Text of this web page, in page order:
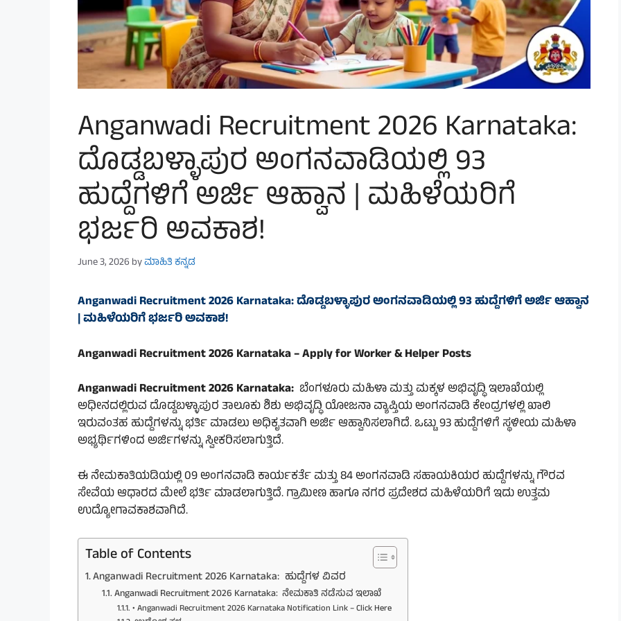
Anganwadi Recruitment 2026 Karnataka:
ದೊಡ್ಡಬಳ್ಳಾಪುರ ಅಂಗನವಾಡಿಯಲ್ಲಿ 93
ಹುದ್ದೆಗಳಿಗೆ ಅರ್ಜಿ ಆಹ್ವಾನ | ಮಹಿಳೆಯರಿಗೆ
ಭರ್ಜರಿ ಅವಕಾಶ!
June 3, 2026 byಮಾಹಿತಿ ಕನ್ನಡ
Anganwadi Recruitment 2026 Karnataka: ದೊಡ್ಡಬಳ್ಳಾಪುರ ಅಂಗನವಾಡಿಯಲ್ಲಿ 93 ಹುದ್ದೆಗಳಿಗೆ ಅರ್ಜಿ ಆಹ್ವಾನ
| ಮಹಿಳೆಯರಿಗೆ ಭರ್ಜರಿ ಅವಕಾಶ!
Anganwadi Recruitment 2026 Karnataka – Apply for Worker & Helper Posts
Anganwadi Recruitment 2026 Karnataka: ಬೆಂಗಳೂರು ಮಹಿಳಾ ಮತ್ತು ಮಕ್ಕಳ ಅಭಿವೃದ್ಧಿ ಇಲಾಖೆಯಲ್ಲಿ
ಅಧೀನದಲ್ಲಿರುವ ದೊಡ್ಡಬಳ್ಳಾಪುರ ತಾಲೂಕು ಶಿಶು ಅಭಿವೃದ್ಧಿ ಯೋಜನಾ ವ್ಯಾಪ್ತಿಯ ಅಂಗನವಾಡಿ ಕೇಂದ್ರಗಳಲ್ಲಿ ಖಾಲಿ
ಇರುವಂತಹ ಹುದ್ದೆಗಳನ್ನು ಭರ್ತಿ ಮಾಡಲು ಅಧಿಕೃತವಾಗಿ ಅರ್ಜಿ ಆಹ್ವಾನಿಸಲಾಗಿದೆ. ಒಟ್ಟು 93 ಹುದ್ದೆಗಳಿಗೆ ಸ್ಥಳೀಯ ಮಹಿಳಾ
ಅಭ್ಯರ್ಥಿಗಳಿಂದ ಅರ್ಜಿಗಳನ್ನು ಸ್ವೀಕರಿಸಲಾಗುತ್ತಿದೆ.
ಈ ನೇಮಕಾತಿಯಡಿಯಲ್ಲಿ 09 ಅಂಗನವಾಡಿ ಕಾರ್ಯಕರ್ತೆ ಮತ್ತು 84 ಅಂಗನವಾಡಿ ಸಹಾಯಕಿಯರ ಹುದ್ದೆಗಳನ್ನು ಗೌರವ
ಸೇವೆಯ ಆಧಾರದ ಮೇಲೆ ಭರ್ತಿ ಮಾಡಲಾಗುತ್ತಿದೆ. ಗ್ರಾಮೀಣ ಹಾಗೂ ನಗರ ಪ್ರದೇಶದ ಮಹಿಳೆಯರಿಗೆ ಇದು ಉತ್ತಮ
ಉದ್ಯೋಗಾವಕಾಶವಾಗಿದೆ.
Table of Contents
Anganwadi Recruitment 2026 Karnataka: ಹುದ್ದೆಗಳ ವಿವರ
Anganwadi Recruitment 2026 Karnataka: ನೇಮಕಾತಿ ನಡೆಸುವ ಇಲಾಖೆ
• Anganwadi Recruitment 2026 Karnataka Notification Link – Click Here